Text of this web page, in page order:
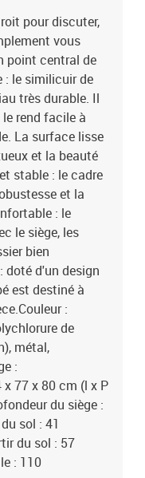
pour discuter,
vous
point central de
: le similicuir de
très durable. Il
rend facile à
La surface lisse
et la beauté
stable : le cadre
et la
: le
le siège, les
bien
doté d'un design
est destiné à
:
de
métal,
:
77 x 80 cm (l x P
du siège :
sol : 41
du sol : 57
: 110